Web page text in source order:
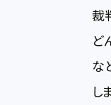
裁
ど
な
し